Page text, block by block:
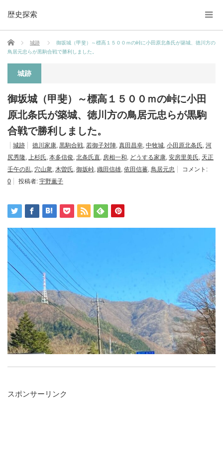
歴史探索
ホーム 城跡
御坂城（甲斐）～標高１５００ｍの峠に小田原北条氏が築城、徳川方の
鳥居元忠らが黒駒合戦で勝利しました。
城跡
御坂城（甲斐）～標高１５００ｍの峠に小田
原北条氏が築城、徳川方の鳥居元忠らが黒駒
合戦で勝利しました。
城跡 徳川家康, 黒駒合戦, 若御子対陣, 真田昌幸, 中牧城, 小田原北条氏, 河
尻秀隆, 上杉氏, 本多信俊, 北条氏直, 房相一和, どうする家康, 安房里美氏, 天正
壬午の乱, 穴山衆, 木曽氏, 御坂峠, 織田信雄, 依田信蕃, 鳥居元忠
コメント:
0
投稿者: 宇野薫子
スポンサーリンク